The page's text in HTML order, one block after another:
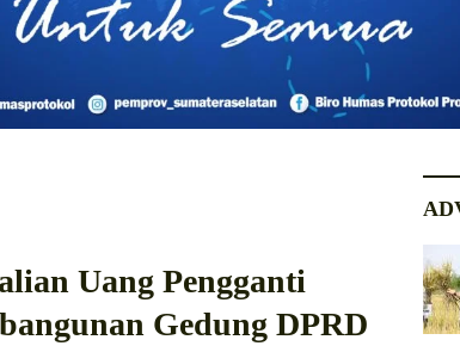
Uang Pengganti
Gedung DPRD